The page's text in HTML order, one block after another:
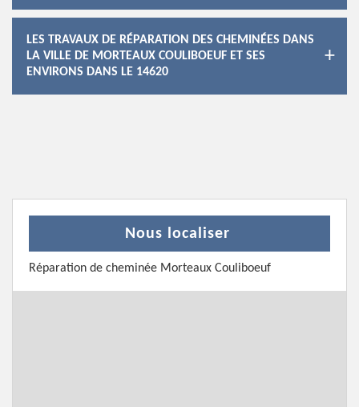
LES TRAVAUX DE RÉPARATION DES CHEMINÉES DANS
LA VILLE DE MORTEAUX COULIBOEUF ET SES
ENVIRONS DANS LE 14620
Nous localiser
Réparation de cheminée Morteaux Couliboeuf